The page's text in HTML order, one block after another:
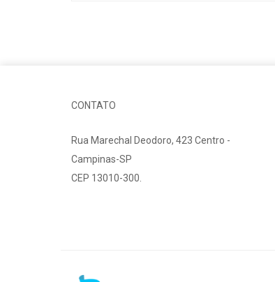
CONTATO
Rua Marechal Deodoro, 423 Centro -
Campinas-SP
CEP 13010-300.